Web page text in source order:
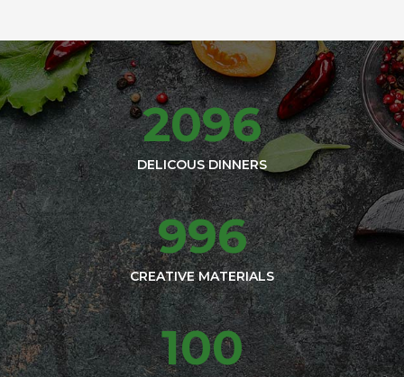
2725
DELICOUS DINNERS
1295
CREATIVE MATERIALS
130